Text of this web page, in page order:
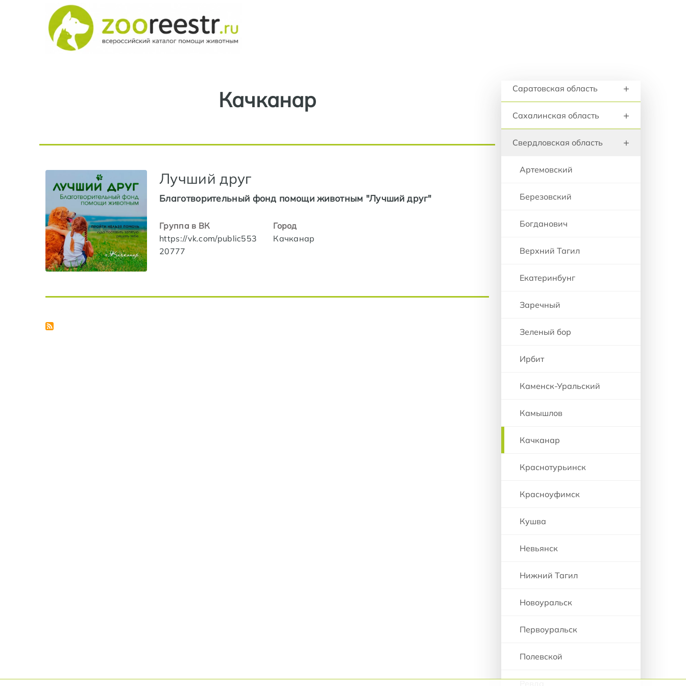
Качканар
Лучший друг
Благотворительный фонд помощи животным "Лучший друг"
Группа в ВК
https://vk.com/public553
20777
Город
Качканар
Регионы и города
Саратовская область +
Сахалинская область +
Свердловская область +
Артемовский
Березовский
Богданович
Верхний Тагил
Екатеринбунг
Заречный
Зеленый бор
Ирбит
Каменск-Уральский
Камышлов
Качканар
Краснотурьинск
Красноуфимск
Кушва
Невьянск
Нижний Тагил
Новоуральск
Первоуральск
Полевской